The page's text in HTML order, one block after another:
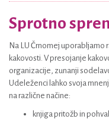
Sprotno
Na LU Črnomej
kakovosti. V presojanje
organizacije, zunanji
Udeleženci lahko svoja
na različne načine:
knjiga pritožb in